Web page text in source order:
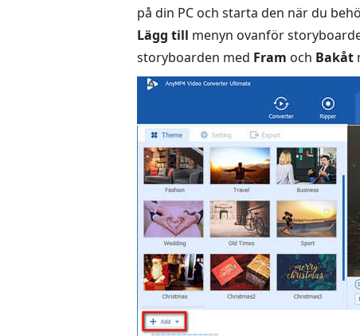
på din PC och starta den när du
Lägg till menyn ovanför
storyboarden med Fram och Bakåt